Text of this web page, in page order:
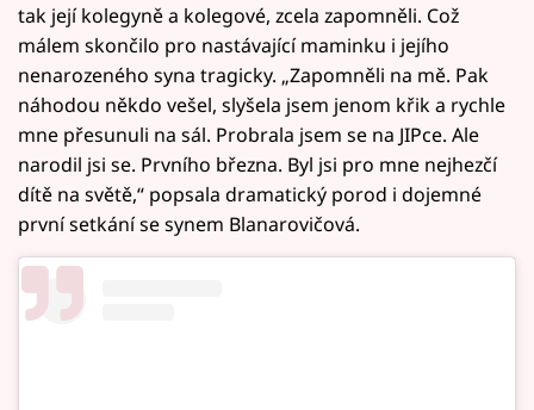
tak její kolegyně a kolegové, zcela zapomněli. Což
málem skončilo pro nastávající maminku i jejího
nenarozeného syna tragicky. „Zapomněli na mě. Pak
náhodou někdo vešel, slyšela jsem jenom křik a rychle
mne přesunuli na sál. Probrala jsem se na JIPce. Ale
narodil jsi se. Prvního března. Byl jsi pro mne nejhezčí
dítě na světě,“ popsala dramatický porod i dojemné
první setkání se synem Blanarovičová.